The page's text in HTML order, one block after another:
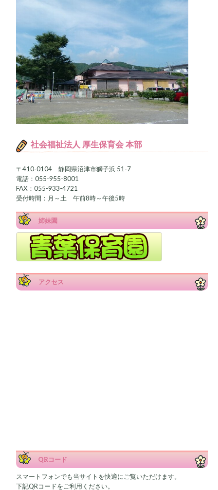
社会福祉法人 厚生保育会 本部
〒410-0104 静岡県沼津市獅子浜 51-7
電話：055-955-8001
FAX：055-933-4721
受付時間：月～土 午前8時～午後5時
姉妹園
アクセス
QRコード
スマートフォンでも当サイトを快適にご覧いただけます。
下記QRコードをご利用ください。